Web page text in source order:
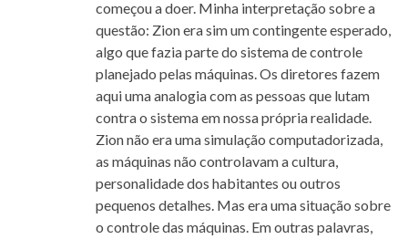
começou a doer. Minha interpretação sobre a
questão: Zion era sim um contingente esperado,
algo que fazia parte do sistema de controle
planejado pelas máquinas. Os diretores fazem
aqui uma analogia com as pessoas que lutam
contra o sistema em nossa própria realidade.
Zion não era uma simulação computadorizada,
as máquinas não controlavam a cultura,
personalidade dos habitantes ou outros
pequenos detalhes. Mas era uma situação sobre
o controle das máquinas. Em outras palavras,